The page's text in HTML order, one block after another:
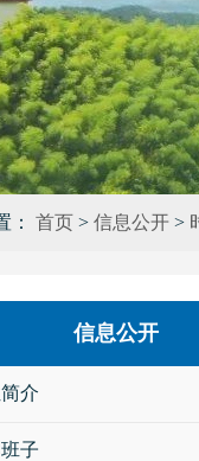
： 首页 > 信息公开 >
信息公开
介
子